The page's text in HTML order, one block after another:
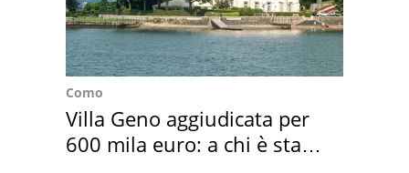
Como
Villa Geno aggiudicata per
600 mila euro: a chi è stata